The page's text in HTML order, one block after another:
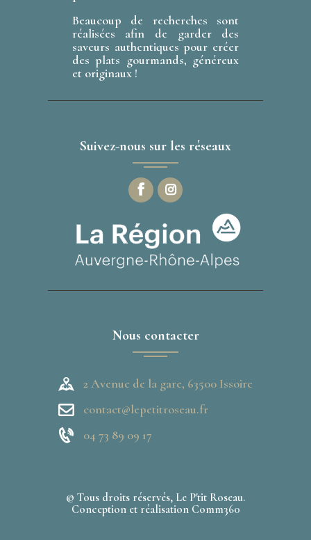
Beaucoup de recherches sont
réalisées afin de garder des
saveurs authentiques pour créer
des plats gourmands, généreux
et originaux !
Suivez-nous sur les réseaux
Nous contacter
2 Avenue de la gare, 63500 Issoire
contact@lepetitroseau.fr
04 73 89 09 17
© Tous droits réservés, Le P'tit Roseau.
Conception et réalisation Comm360